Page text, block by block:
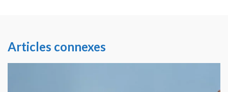
Articles connexes